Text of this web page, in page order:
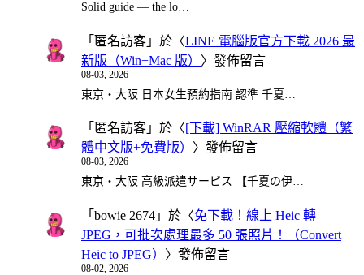
Solid guide — the lo…
「 匿名訪客 」於〈LINE 電腦版官方下載 2026 最
新版（Win+Mac 版） 〉發佈留言
08-03, 2026
東京・大阪 日本女生預約指南 認準 千夏…
「 匿名訪客 」於〈[下載] WinRAR 壓縮軟體（繁
體中文版+免費版） 〉發佈留言
08-03, 2026
東京・大阪 高級派遣サービス 【千夏の伊…
「 bowie 2674 」於〈免下載！線上 Heic 轉
JPEG，可批次處理最多 50 張照片！（Convert
Heic to JPEG） 〉發佈留言
08-02, 2026